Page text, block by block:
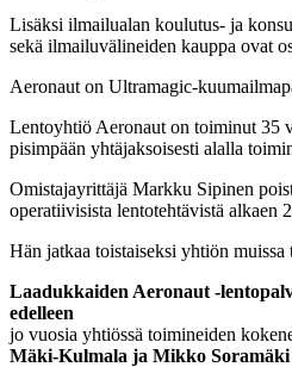
Lisäksi ilmailualan koulutus- ja
sekä ilmailuvälineiden kauppa ovat
Aeronaut on Ultramagic-
Lentoyhtiö Aeronaut on toiminut 35
pisimpään yhtäjaksoisesti alalla
Omistajayrittäjä Markku Sipinen
operatiivisista lentotehtävistä alkaen
Hän jatkaa toistaiseksi yhtiön muissa
Laadukkaiden Aeronaut -
edelleen
jo vuosia yhtiössä toimineiden
Mäki-Kulmala ja Mikko Soramäki